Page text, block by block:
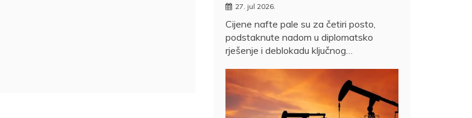
27. jul 2026.
Cijene nafte pale su za četiri posto,
podstaknute nadom u diplomatsko
rješenje i deblokadu ključnog…